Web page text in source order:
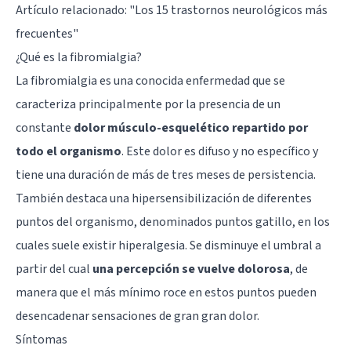
Artículo relacionado: "Los 15 trastornos neurológicos más
frecuentes"
¿Qué es la fibromialgia?
La fibromialgia es una conocida enfermedad que se
caracteriza principalmente por la presencia de un
constante dolor músculo-esquelético repartido por
todo el organismo. Este dolor es difuso y no específico y
tiene una duración de más de tres meses de persistencia.
También destaca una hipersensibilización de diferentes
puntos del organismo, denominados puntos gatillo, en los
cuales suele existir hiperalgesia. Se disminuye el umbral a
partir del cual una percepción se vuelve dolorosa, de
manera que el más mínimo roce en estos puntos pueden
desencadenar sensaciones de gran gran dolor.
Síntomas